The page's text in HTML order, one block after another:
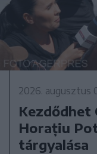
2026. augusztus
Kezdődhet
Horațiu
tárgyalása